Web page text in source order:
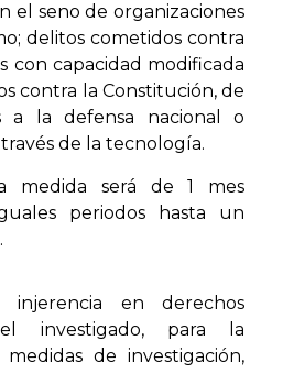
el seno de organizaciones
delitos cometidos contra
con capacidad modificada
contra la Constitución, de
a la defensa nacional o
de la tecnología.
medida será de 1 mes
periodos hasta un
en derechos
investigado, para la
de investigación,